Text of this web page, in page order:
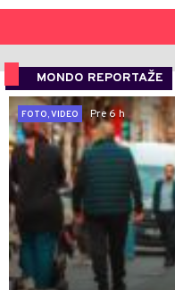
MONDO REPORTAŽE
FOTO, VIDEO
Pre 6 h